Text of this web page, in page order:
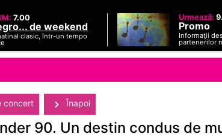
7.00
de weekend
clasic, într-un tempo
Urmează:
Promo
Informaţii
partenerilor
concert Înapoi
90. Un destin condus de